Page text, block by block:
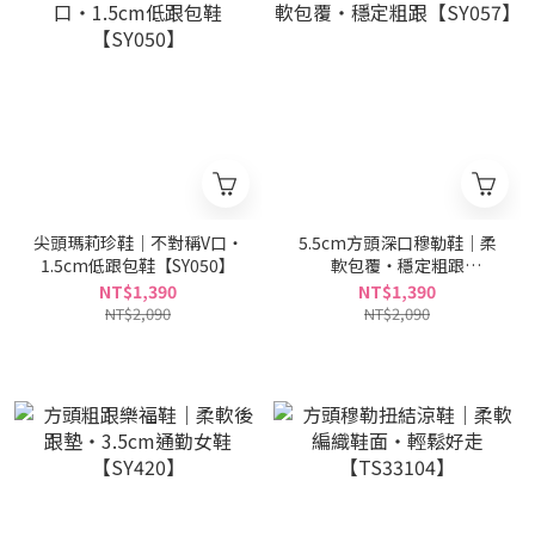
尖頭瑪莉珍鞋｜不對稱V口・
1.5cm低跟包鞋【SY050】
NT$1,390
NT$2,090
5.5cm方頭深口穆勒鞋｜柔
軟包覆・穩定粗跟
【SY057】
NT$1,390
NT$2,090